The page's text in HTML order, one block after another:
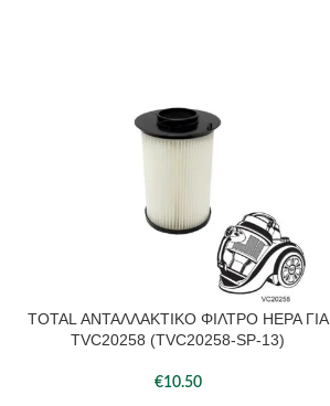
ΠΡΟΣΘΉΚΗ ΣΤΟ ΚΑΛΆΘΙ
TOTAL ΑΝΤΑΛΛΑΚΤΙΚΟ ΦΙΛΤΡΟ HEPA ΓΙΑ
TVC20258 (TVC20258-SP-13)
€10.50